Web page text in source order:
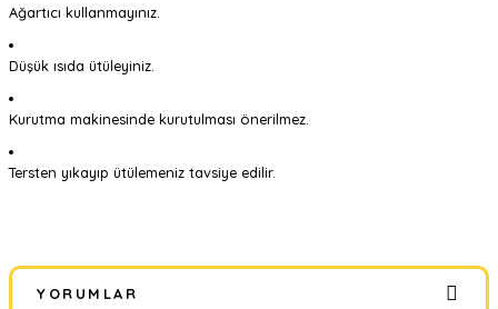
Ağartıcı kullanmayınız.
Düşük ısıda ütüleyiniz.
Kurutma makinesinde kurutulması önerilmez.
Tersten yıkayıp ütülemeniz tavsiye edilir.
YORUMLAR